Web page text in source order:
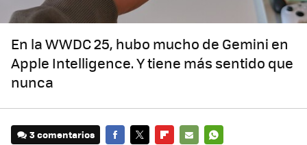
En la WWDC 25, hubo mucho de Gemini en
Apple Intelligence. Y tiene más sentido que
nunca
3 comentarios